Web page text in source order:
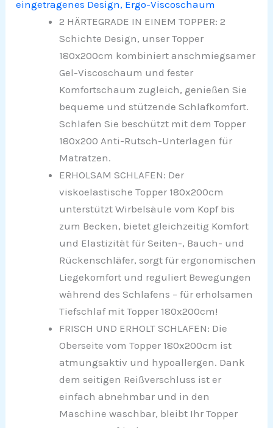
eingetragenes Design, Ergo-Viscoschaum
2 HÄRTEGRADE IN EINEM TOPPER: 2
Schichte Design, unser Topper
180x200cm kombiniert anschmiegsamer
Gel-Viscoschaum und fester
Komfortschaum zugleich, genießen Sie
bequeme und stützende Schlafkomfort.
Schlafen Sie beschützt mit dem Topper
180x200 Anti-Rutsch-Unterlagen für
Matratzen.
ERHOLSAM SCHLAFEN: Der
viskoelastische Topper 180x200cm
unterstützt Wirbelsäule vom Kopf bis
zum Becken, bietet gleichzeitig Komfort
und Elastizität für Seiten-, Bauch- und
Rückenschläfer, sorgt für ergonomischen
Liegekomfort und reguliert Bewegungen
während des Schlafens – für erholsamen
Tiefschlaf mit Topper 180x200cm!
FRISCH UND ERHOLT SCHLAFEN: Die
Oberseite vom Topper 180x200cm ist
atmungsaktiv und hypoallergen. Dank
dem seitigen Reißverschluss ist er
einfach abnehmbar und in den
Maschine waschbar, bleibt Ihr Topper